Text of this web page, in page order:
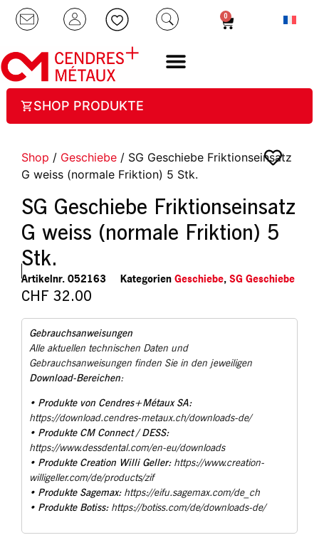
0
SHOP PRODUKTE
Shop / Geschiebe / SG Geschiebe Friktionseinsatz
G weiss (normale Friktion) 5 Stk.
SG Geschiebe Friktionseinsatz
G weiss (normale Friktion) 5
Stk.
Artikelnr. 052163 Kategorien Geschiebe, SG Geschiebe
CHF 32.00
Gebrauchsanweisungen
Alle aktuellen technischen Daten und
Gebrauchsanweisungen finden Sie in den jeweiligen
Download-Bereichen:
• Produkte von Cendres+Métaux SA:
https://download.cendres-metaux.ch/downloads-de/
• Produkte CM Connect / DESS:
https://www.dessdental.com/en-eu/downloads
• Produkte Creation Willi Geller: https://www.creation-
willigeller.com/de/products/zif
• Produkte Sagemax: https://eifu.sagemax.com/de_ch
• Produkte Botiss: https://botiss.com/de/downloads-de/